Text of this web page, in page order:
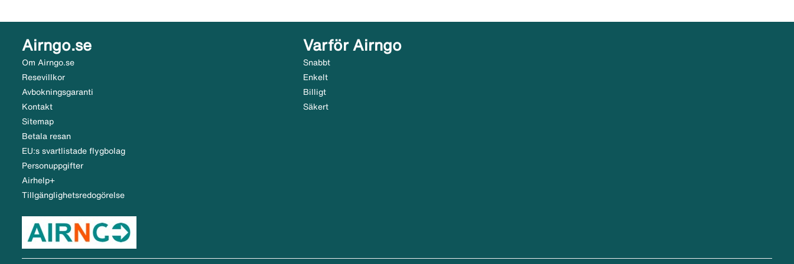
Airngo.se
Om Airngo.se
Resevillkor
Avbokningsgaranti
Kontakt
Sitemap
Betala resan
EU:s svartlistade flygbolag
Personuppgifter
Airhelp+
Tillgänglighetsredogörelse
Varför Airngo
Snabbt
Enkelt
Billigt
Säkert